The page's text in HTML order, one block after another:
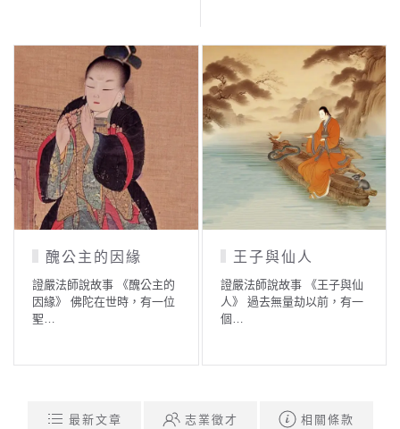
醜公主的因緣
證嚴法師說故事 《醜公主的
因緣》 佛陀在世時，有一位
聖…
王子與仙人
證嚴法師說故事 《王子與仙
人》 過去無量劫以前，有一
個…
最新文章 志業徵才 相關條款